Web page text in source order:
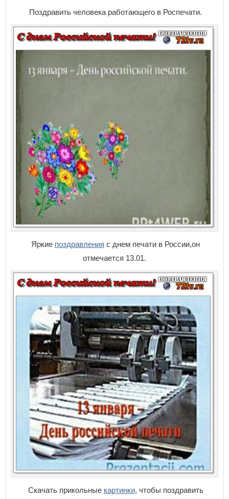
Поздравить человека работающего в Роспечати.
Яркие поздравления с днем печати в России,он
отмечается 13.01.
Скачать прикольные картинки, чтобы поздравить